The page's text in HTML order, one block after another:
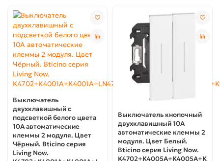
Выключатель
двухклавишный с
подсветкой белого цвета
10А автоматические
клеммы 2 модуля. Цвет
Чёрный. Bticino серия
Living Now.
Выключатель кнопочный
двухклавишный 10А
автоматические клеммы 2
модуля. Цвет Белый.
Bticino серия Living Now.
K4702+K4005A+K4005A+K